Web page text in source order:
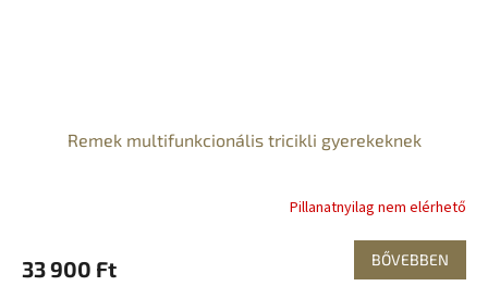
Remek multifunkcionális tricikli gyerekeknek
Pillanatnyilag nem elérhető
33 900 Ft BŐVEBBEN